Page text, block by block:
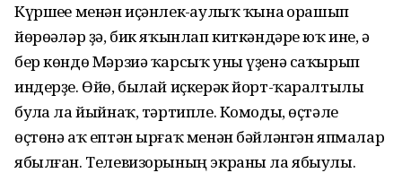
Күршеһе менән иҫәнлек-һаулыҡ ҡына һорашып
йөрөһәләр ҙә, бик яҡынлап киткәндәре юҡ ине, ә
бер көндө Мәрзиә ҡарсыҡ уны үҙенә саҡырып
индерҙе. Өйө, былай иҫкерәк йорт-ҡаралтылы
булһа ла йыйнаҡ, тәртипле. Комоды, өҫтәле
өҫтөнә аҡ ептән ырғаҡ менән бәйләнгән япмалар
ябылған. Телевизорының экраны ла ябыулы.